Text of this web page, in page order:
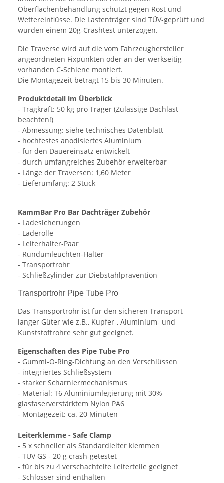
Oberflächenbehandlung schützt gegen Rost und
Wettereinflüsse. Die Lastenträger sind TÜV-geprüft und
wurden einem 20g-Crashtest unterzogen.
Die Traverse wird auf die vom Fahrzeughersteller
angeordneten Fixpunkten oder an der werkseitig
vorhanden C-Schiene montiert.
Die Montagezeit beträgt 15 bis 30 Minuten.
Produktdetail im Überblick
- Tragkraft: 50 kg pro Träger (Zulässige Dachlast
beachten!)
- Abmessung: siehe technisches Datenblatt
- hochfestes anodisiertes Aluminium
- für den Dauereinsatz entwickelt
- durch umfangreiches Zubehör erweiterbar
- Länge der Traversen: 1,60 Meter
- Lieferumfang: 2 Stück
KammBar Pro Bar Dachträger Zubehör
- Ladesicherungen
- Laderolle
- Leiterhalter-Paar
- Rundumleuchten-Halter
- Transportrohr
- Schließzylinder zur Diebstahlprävention
Transportrohr Pipe Tube Pro
Das Transportrohr ist für den sicheren Transport
langer Güter wie z.B., Kupfer-, Aluminium- und
Kunststoffrohre sehr gut geeignet.
Eigenschaften des Pipe Tube Pro
- Gummi-O-Ring-Dichtung an den Verschlüssen
- integriertes Schließsystem
- starker Scharniermechanismus
- Material: T6 Aluminiumlegierung mit 30%
glasfaserverstärktem Nylon PA6
- Montagezeit: ca. 20 Minuten
Leiterklemme - Safe Clamp
- 5 x schneller als Standardleiter klemmen
- TÜV GS - 20 g crash-getestet
- für bis zu 4 verschachtelte Leiterteile geeignet
- Schlösser sind enthalten